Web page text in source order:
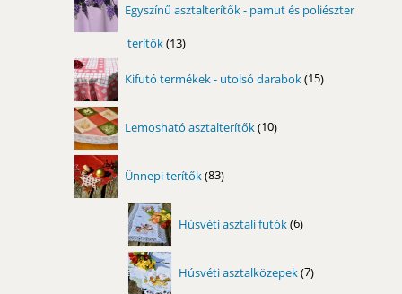
Egyszínű asztalterítők - pamut és poliészter
terítők 1313
Kifutó termékek - utolsó darabok 15
termék
Lemosható asztalterítők 10
termék
Ünnepi terítők 83
termék
Húsvéti asztali futók 6
termék
Húsvéti asztalközepek 7
termék